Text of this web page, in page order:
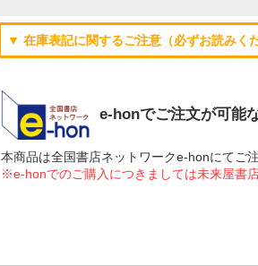
▼ 在庫表記に関するご注意（必ずお読みくだ
e-honでご注文が可能
本商品は全国書店ネットワークe-honにてご
※e-honでのご購入につきましては未来屋書